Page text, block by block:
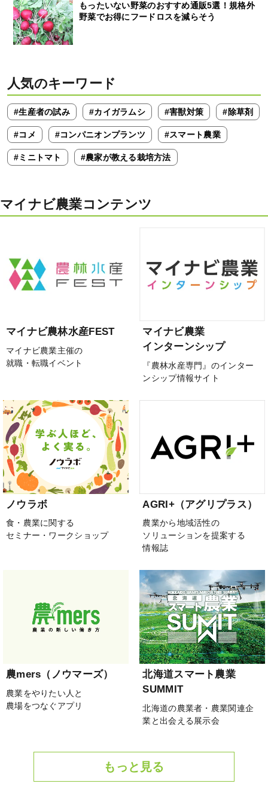
もったいない野菜のおすすめ通販5選！規格外
野菜でお得にフードロスを減らそう
人気のキーワード
#生産者の試み #カイガラムシ #害獣対策 #除草剤
#コメ #コンパニオンプランツ #スマート農業
#ミニトマト #農家が教える栽培方法
マイナビ農業コンテンツ
マイナビ農林水産FEST
マイナビ農業主催の
就職・転職イベント
マイナビ農業
インターンシップ
『農林水産専門』のインター
ンシップ情報サイト
ノウラボ
食・農業に関する
セミナー・ワークショップ
AGRI+（アグリプラス）
農業から地域活性の
ソリューションを提案する
情報誌
農mers（ノウマーズ）
農業をやりたい人と
農場をつなぐアプリ
北海道スマート農業
SUMMIT
北海道の農業者・農業関連企
業と出会える展示会
もっと見る